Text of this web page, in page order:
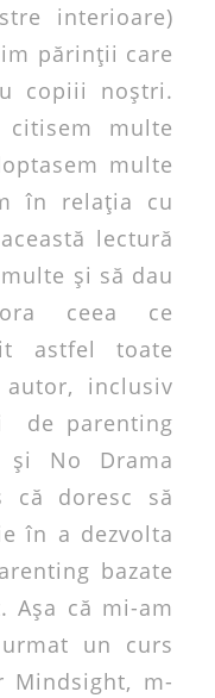
interioare)
părinţii care
copiii noştri.
citisem multe
multe
în relaţia cu
lectură
şi să dau
ceea ce
astfel toate
inclusiv
de parenting
şi No Drama
că doresc să
în a dezvolta
bazate
Aşa că mi-am
un curs
Mindsight, m-